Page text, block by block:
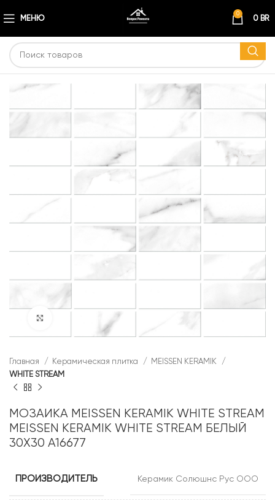
МЕНЮ
0
0 BR
Нажмите, чтобы увеличить
Главная Керамическая плитка
MEISSEN KERAMIK
WHITE STREAM
МОЗАИКА MEISSEN KERAMIK WHITE STREAM
MEISSEN KERAMIK WHITE STREAM БЕЛЫЙ
30X30 A16677
ПРОИЗВОДИТЕЛЬ Керамик Солюшнс Рус ООО